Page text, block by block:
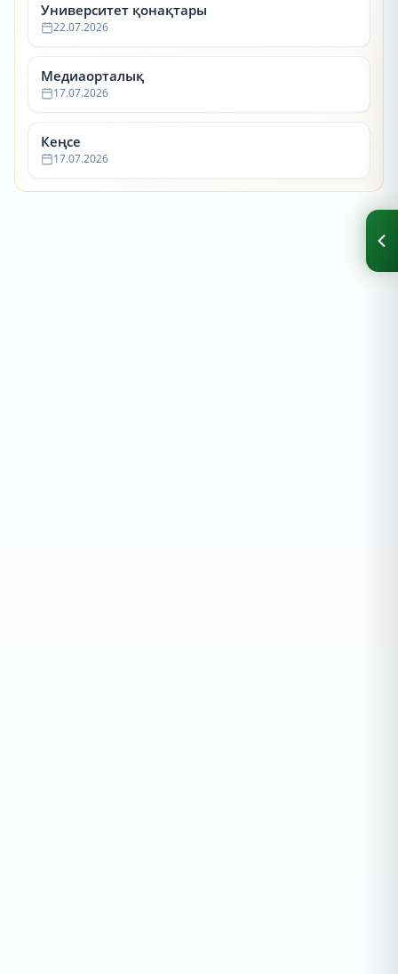
Университет қонақтары
22.07.2026
Медиаорталық
17.07.2026
Кеңсе
17.07.2026